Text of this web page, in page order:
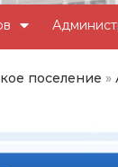
поселение »